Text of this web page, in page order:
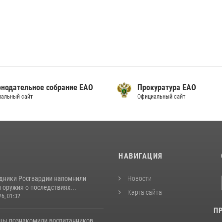
собрание ЕАО
сайт
Прокуратура ЕАО
Официальный сайт
Росгвардии напомнили
о последствиях...
01:32
НАВИГАЦИЯ
Новости
Карта сайта